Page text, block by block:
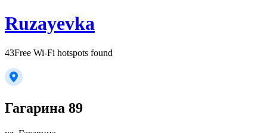
Ruzayevka
43Free Wi-Fi hotspots found
Гагарина 89